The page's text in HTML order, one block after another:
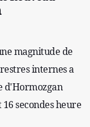
magnitude de
internes a
d'Hormozgan
secondes heure